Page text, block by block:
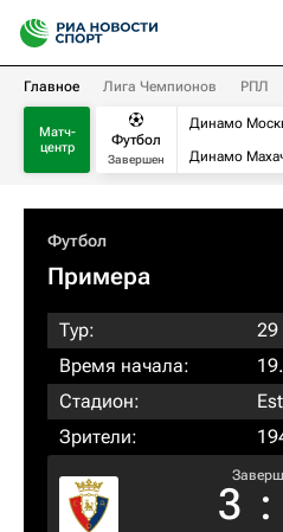
Главное Лига Чемпионов РПЛ
Матч-
центр
Футбол
Завершен
Динамо
Динамо
Футбол
Примера
Тур:
29
Время начала:
Стадион:
Зрители:
3 :